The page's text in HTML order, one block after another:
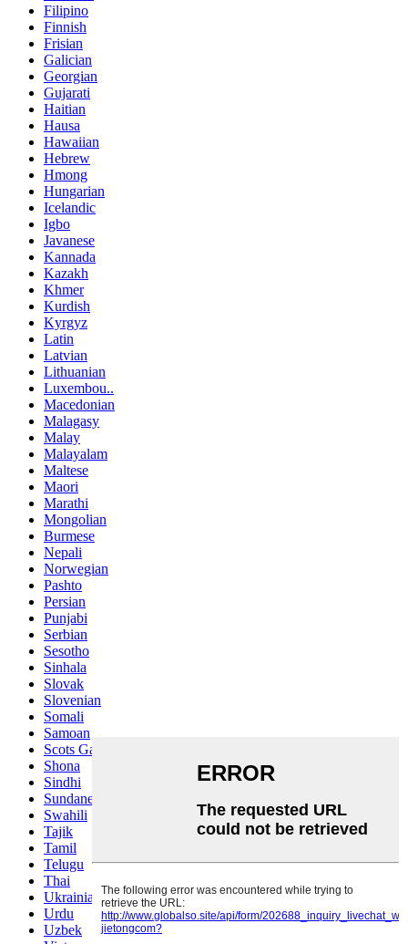
Filipino
Finnish
Frisian
Galician
Georgian
Gujarati
Haitian
Hausa
Hawaiian
Hebrew
Hmong
Hungarian
Icelandic
Igbo
Javanese
Kannada
Kazakh
Khmer
Kurdish
Kyrgyz
Latin
Latvian
Lithuanian
Luxembou..
Macedonian
Malagasy
Malay
Malayalam
Maltese
Maori
Marathi
Mongolian
Burmese
Nepali
Norwegian
Pashto
Persian
Punjabi
Serbian
Sesotho
Sinhala
Slovak
Slovenian
Somali
Samoan
Scots Gaelic
Shona
Sindhi
Sundanese
Swahili
Tajik
Tamil
Telugu
Thai
Ukrainian
Urdu
Uzbek